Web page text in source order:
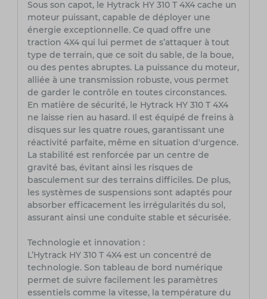
Sous son capot, le Hytrack HY 310 T 4X4 cache un
moteur puissant, capable de déployer une
énergie exceptionnelle. Ce quad offre une
traction 4X4 qui lui permet de s’attaquer à tout
type de terrain, que ce soit du sable, de la boue,
ou des pentes abruptes. La puissance du moteur,
alliée à une transmission robuste, vous permet
de garder le contrôle en toutes circonstances.
En matière de sécurité, le Hytrack HY 310 T 4X4
ne laisse rien au hasard. Il est équipé de freins à
disques sur les quatre roues, garantissant une
réactivité parfaite, même en situation d'urgence.
La stabilité est renforcée par un centre de
gravité bas, évitant ainsi les risques de
basculement sur des terrains difficiles. De plus,
les systèmes de suspensions sont adaptés pour
absorber efficacement les irrégularités du sol,
assurant ainsi une conduite stable et sécurisée.
Technologie et innovation :
L’Hytrack HY 310 T 4X4 est un concentré de
technologie. Son tableau de bord numérique
permet de suivre facilement les paramètres
essentiels comme la vitesse, la température du